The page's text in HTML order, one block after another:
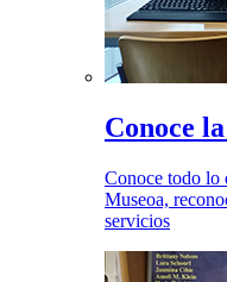
Conoce
Conoce todo lo
Museoa,
servicios